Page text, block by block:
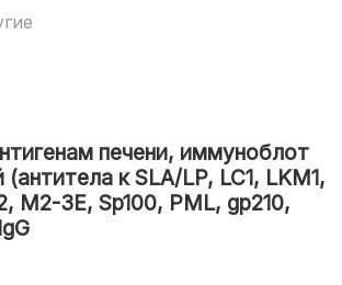
печени, иммуноблот
к SLA/LP, LC1, LKM1,
M2-3E, Sp100, PML, gp210,